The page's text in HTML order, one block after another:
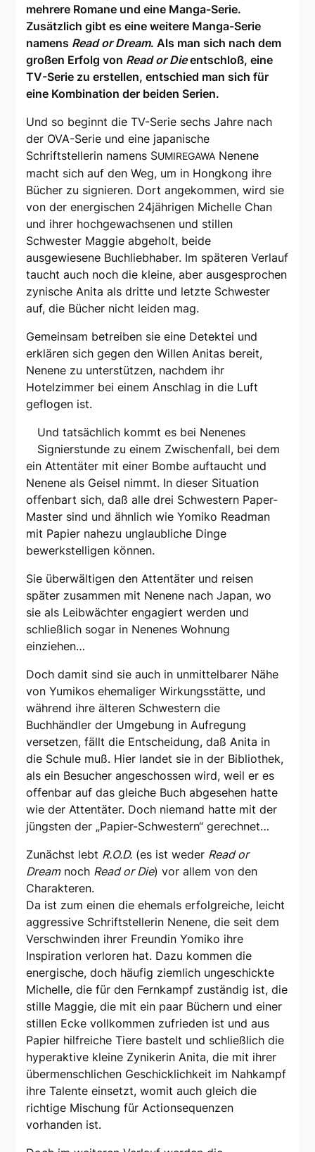
mehrere Romane und eine Manga-Serie.
Zusätzlich gibt es eine weitere Manga-Serie
namens Read or Dream. Als man sich nach dem
großen Erfolg von Read or Dieentschloß, eine
TV-Serie zu erstellen, entschied man sich für
eine Kombination der beiden Serien.
Und so beginnt die TV-Serie sechs Jahre nach
der OVA-Serie und eine japanische
Schriftstellerin namens SUMIREGAWA Nenene
macht sich auf den Weg, um in Hongkong ihre
Bücher zu signieren. Dort angekommen, wird sie
von der energischen 24jährigen Michelle Chan
und ihrer hochgewachsenen und stillen
Schwester Maggie abgeholt, beide
ausgewiesene Buchliebhaber. Im späteren Verlauf
taucht auch noch die kleine, aber ausgesprochen
zynische Anita als dritte und letzte Schwester
auf, die Bücher nicht leiden mag.
Gemeinsam betreiben sie eine Detektei und
erklären sich gegen den Willen Anitas bereit,
Nenene zu unterstützen, nachdem ihr
Hotelzimmer bei einem Anschlag in die Luft
geflogen ist.
Und tatsächlich kommt es bei Nenenes
Signierstunde zu einem Zwischenfall, bei dem
ein Attentäter mit einer Bombe auftaucht und
Nenene als Geisel nimmt. In dieser Situation
offenbart sich, daß alle drei Schwestern Paper-
Master sind und ähnlich wie Yomiko Readman
mit Papier nahezu unglaubliche Dinge
bewerkstelligen können.
Sie überwältigen den Attentäter und reisen
später zusammen mit Nenene nach Japan, wo
sie als Leibwächter engagiert werden und
schließlich sogar in Nenenes Wohnung
einziehen…
Doch damit sind sie auch in unmittelbarer Nähe
von Yumikos ehemaliger Wirkungsstätte, und
während ihre älteren Schwestern die
Buchhändler der Umgebung in Aufregung
versetzen, fällt die Entscheidung, daß Anita in
die Schule muß. Hier landet sie in der Bibliothek,
als ein Besucher angeschossen wird, weil er es
offenbar auf das gleiche Buch abgesehen hatte
wie der Attentäter. Doch niemand hatte mit der
jüngsten der „Papier-Schwestern“ gerechnet…
Zunächst lebt R.O.D. (es ist weder Read or
Dreamnoch Read or Die) vor allem von den
Charakteren.
Da ist zum einen die ehemals erfolgreiche, leicht
aggressive Schriftstellerin Nenene, die seit dem
Verschwinden ihrer Freundin Yomiko ihre
Inspiration verloren hat. Dazu kommen die
energische, doch häufig ziemlich ungeschickte
Michelle, die für den Fernkampf zuständig ist, die
stille Maggie, die mit ein paar Büchern und einer
stillen Ecke vollkommen zufrieden ist und aus
Papier hilfreiche Tiere bastelt und schließlich die
hyperaktive kleine Zynikerin Anita, die mit ihrer
übermenschlichen Geschicklichkeit im Nahkampf
ihre Talente einsetzt, womit auch gleich die
richtige Mischung für Actionsequenzen
vorhanden ist.